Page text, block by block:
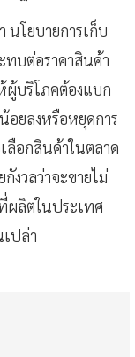
นโยบายการเก็บ
ทบต่อราคาสินค้า
ผู้บริโภคต้องแบก
อยลงหรือหยุดการ
ลือกสินค้าในตลาด
งวลว่าจะขายไม่
ผลิตในประเทศ
ปล่า